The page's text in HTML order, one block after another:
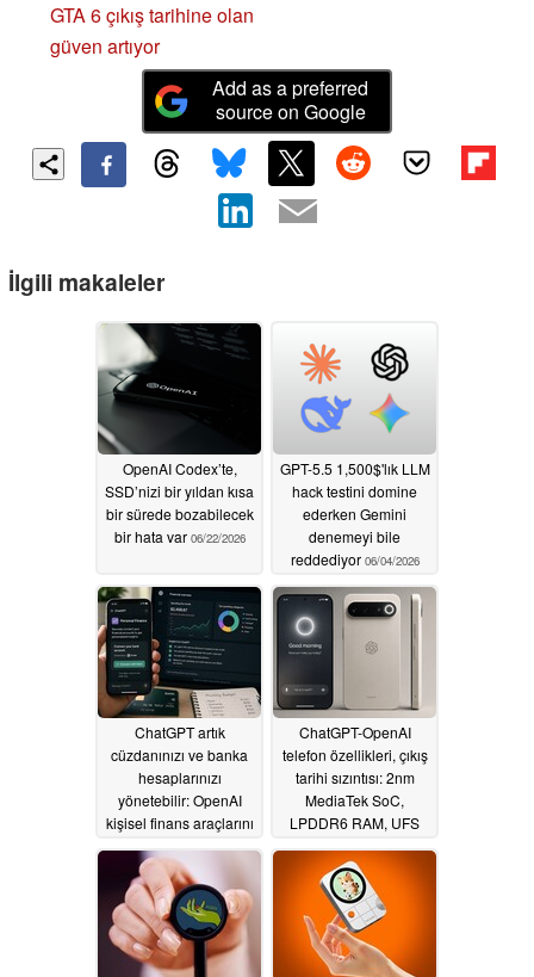
GTA 6 çıkış tarihine olan
güven artıyor
Add as a preferred
source on Google
İlgili makaleler
OpenAI Codex’te,
SSD’nizi bir yıldan kısa
bir sürede bozabilecek
bir hata var 06/22/2026
GPT-5.5 1,500$'lık LLM
hack testini domine
ederken Gemini
denemeyi bile
reddediyor 06/04/2026
ChatGPT artık
cüzdanınızı ve banka
hesaplarınızı
yönetebilir: OpenAI
kişisel finans araçlarını
05/30/2026
ChatGPT-OpenAI
telefon özellikleri, çıkış
tarihi sızıntısı: 2nm
MediaTek SoC,
LPDDR6 RAM, UFS
fazlası05/20/2026